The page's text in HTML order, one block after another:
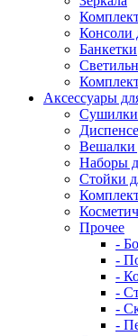
Консоли
Банкетки
Аксессуары
Сушилки
Вешалки
Наборы
Стойки
Прочее
-
-
-
-
-
-